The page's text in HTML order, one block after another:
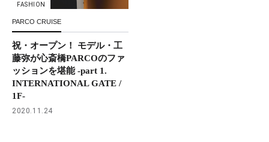
FASHION
PARCO CRUISE
祝・オープン！ モデル・工
藤弥が心斎橋PARCOのファ
ッションを堪能 -part 1.
INTERNATIONAL GATE /
1F-
2020.11.24